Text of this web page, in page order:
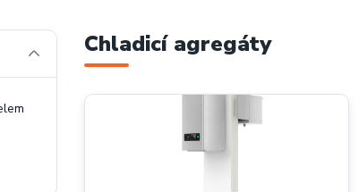
Chladicí agregáty